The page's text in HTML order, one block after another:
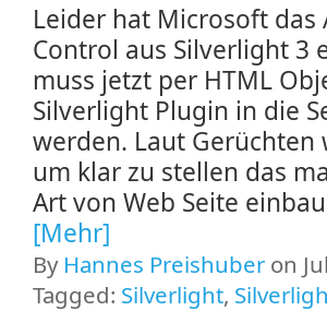
Leider hat Microsoft das
Control aus Silverlight 3
muss jetzt per HTML
Silverlight Plugin in die
werden. Laut
um klar zu stellen das
Art von Web Seite
[Mehr]
By Hannes Preishuber on
Tagged: Silverlight,